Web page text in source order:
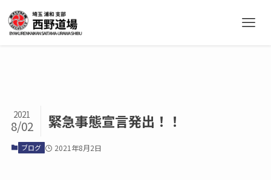
緊急事態宣言発出！！
2021
8/02
ブログ 2021年8月2日